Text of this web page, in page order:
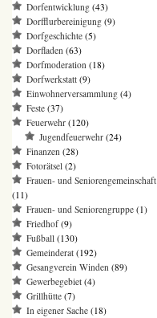
Dorfentwicklung (43)
Dorfflurbereinigung (9)
Dorfgeschichte (5)
Dorfladen (63)
Dorfmoderation (18)
Dorfwerkstatt (9)
Einwohnerversammlung (4)
Feste (37)
Feuerwehr (120)
Jugendfeuerwehr (24)
Finanzen (28)
Fotorätsel (2)
Frauen- und Seniorengemeinschaft
(11)
Frauen- und Seniorengruppe (1)
Friedhof(9)
Fußball (130)
Gemeinderat (192)
Gesangverein Winden (89)
Gewerbegebiet (4)
Grillhütte (7)
In eigener Sache (18)